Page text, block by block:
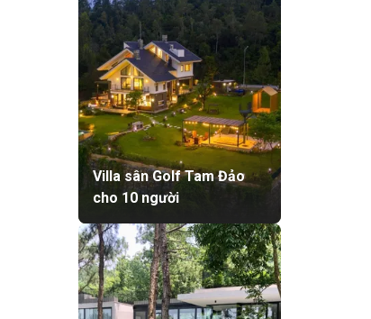
Villa sân Golf Tam Đảo
cho 10 người